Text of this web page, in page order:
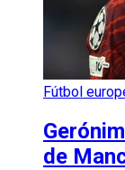
Fútbol
de